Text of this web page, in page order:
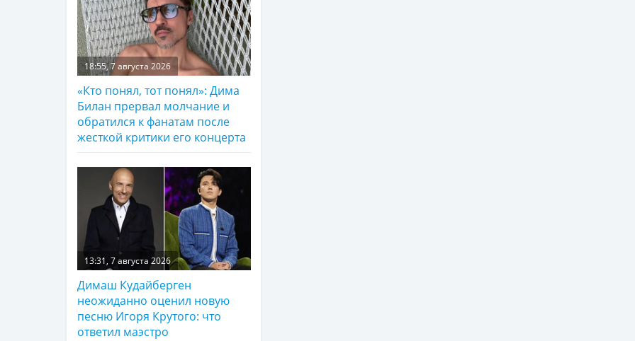
18:55, 7 августа 2026
«Кто понял, тот понял»: Дима
Билан прервал молчание и
обратился к фанатам после
жесткой критики его концерта
13:31, 7 августа 2026
Димаш Кудайберген
неожиданно оценил новую
песню Игоря Крутого: что
ответил маэстро